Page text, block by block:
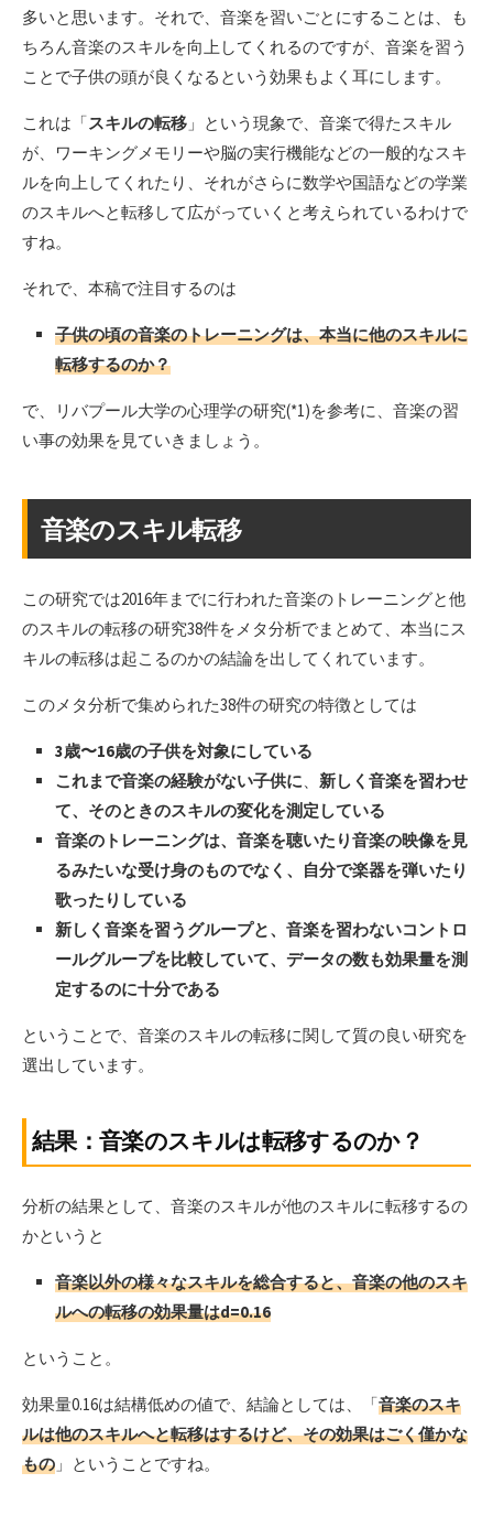
多いと思います。それで、音楽を習いごとにすることは、も
ちろん音楽のスキルを向上してくれるのですが、音楽を習う
ことで子供の頭が良くなるという効果もよく耳にします。
これは「スキルの転移 」という現象で、音楽で得たスキル
が、ワーキングメモリーや脳の実行機能などの一般的なスキ
ルを向上してくれたり、それがさらに数学や国語などの学業
のスキルへと転移して広がっていくと考えられているわけで
すね。
それで、本稿で注目するのは
子供の頃の音楽のトレーニングは、本当に他のスキルに
転移するのか？
で、リバプール大学の心理学の研究(*1)を参考に、音楽の習
い事の効果を見ていきましょう。
音楽のスキル転移
この研究では2016年までに行われた音楽のトレーニングと他
のスキルの転移の研究38件をメタ分析でまとめて、本当にス
キルの転移は起こるのかの結論を出してくれています。
このメタ分析で集められた38件の研究の特徴としては
3歳〜16歳の子供を対象にしている
これまで音楽の経験がない子供に、 新しく音楽を習わせ
て、そのときのスキルの変化を測定している
音楽のトレーニングは、音楽を聴いたり音楽の映像を見
るみたいな受け身のものでなく、自分で楽器を弾いたり
歌ったりしている
新しく音楽を習うグループと、音楽を習わないコントロ
ールグループを比較していて、データの数も効果量を測
定するのに十分である
ということで、音楽のスキルの転移に関して質の良い研究を
選出しています。
結果：音楽のスキルは転移するのか？
分析の結果として、音楽のスキルが他のスキルに転移するの
かというと
音楽以外の様々なスキルを総合すると、音楽の他のスキ
ルへの転移の効果量はd=0.16
ということ。
効果量0.16は結構低めの値で、結論としては、「音楽のスキ
ルは他のスキルへと転移はするけど、その効果はごく僅かな
もの 」ということですね。